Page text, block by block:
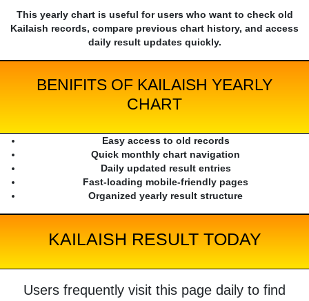
This yearly chart is useful for users who want to check old
Kailaish records, compare previous chart history, and access
daily result updates quickly.
BENIFITS OF KAILAISH YEARLY
CHART
Easy access to old records
Quick monthly chart navigation
Daily updated result entries
Fast-loading mobile-friendly pages
Organized yearly result structure
KAILAISH RESULT TODAY
Users frequently visit this page daily to find